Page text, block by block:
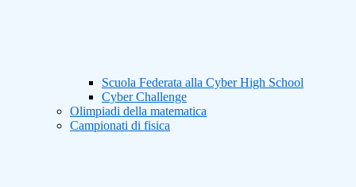
Scuola Federata alla Cyber High School
Cyber Challenge
Olimpiadi della matematica
Campionati di fisica